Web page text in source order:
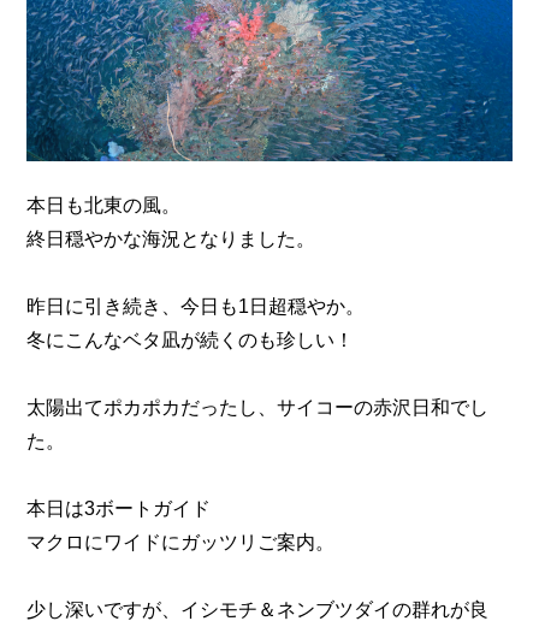
本日も北東の風。
終日穏やかな海況となりました。
昨日に引き続き、今日も1日超穏やか。
冬にこんなベタ凪が続くのも珍しい！
太陽出てポカポカだったし、サイコーの赤沢日和でし
た。
本日は3ボートガイド
マクロにワイドにガッツリご案内。
少し深いですが、イシモチ＆ネンブツダイの群れが良